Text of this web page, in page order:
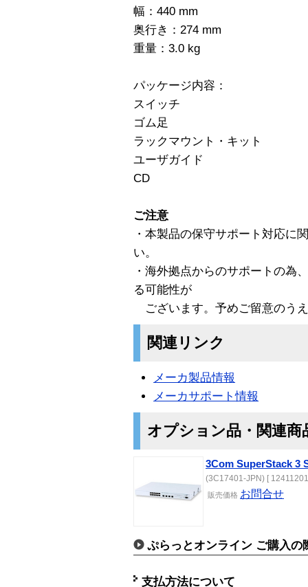
幅：440 mm
奥行き：274 mm
重量：3.0 kg
パッケージ内容：
スイッチ
ゴム足
ラックマウント・キット
ユーザガイド
CD
ご注意
・本製品の保守サポート対応に
い。
・海外拠点からのサポートの為
る可能性が
ございます。予めご留意のう
関連リンク
メーカ製品情報
メーカサポート情報
オプション品・関連商
3Com SuperStack 3
(3C17401-JPN) [
販売価格 お問合せ
ぷらっとオンライン ご購入の
支払方法について